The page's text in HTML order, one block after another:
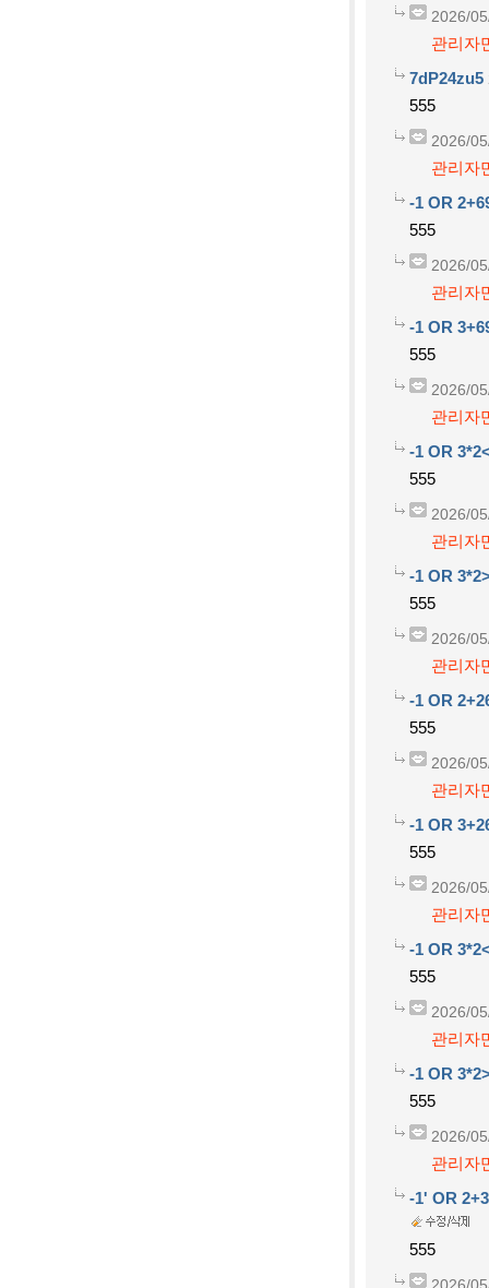
2026/
관리자
7dP24zu5
555
2026/
관리자
-1 OR
555
2026/
관리자
-1 OR
555
2026/
관리자
-1 OR
555
2026/
관리자
-1 OR
555
2026/
관리자
-1 OR
555
2026/
관리자
-1 OR
555
2026/
관리자
-1 OR
555
2026/
관리자
-1 OR
555
2026/
관리자
-1' OR
555